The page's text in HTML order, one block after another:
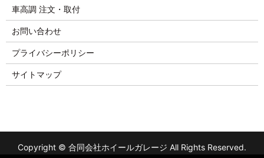
車高調 注文・取付
お問い合わせ
プライバシーポリシー
サイトマップ
Copyright © 合同会社ホイールガレージ All Rights Reserved.